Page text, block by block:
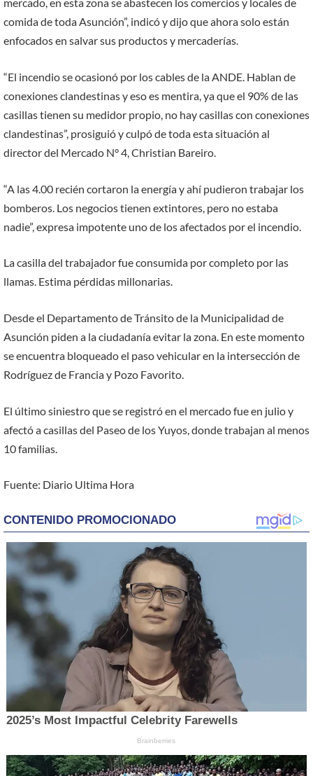
mercado, en esta zona se abastecen los comercios y locales de
comida de toda Asunción”, indicó y dijo que ahora solo están
enfocados en salvar sus productos y mercaderías.
“El incendio se ocasionó por los cables de la ANDE. Hablan de
conexiones clandestinas y eso es mentira, ya que el 90% de las
casillas tienen su medidor propio, no hay casillas con conexiones
clandestinas”, prosiguió y culpó de toda esta situación al
director del Mercado N° 4, Christian Bareiro.
“A las 4.00 recién cortaron la energía y ahí pudieron trabajar los
bomberos. Los negocios tienen extintores, pero no estaba
nadie”, expresa impotente uno de los afectados por el incendio.
La casilla del trabajador fue consumida por completo por las
llamas. Estima pérdidas millonarias.
Desde el Departamento de Tránsito de la Municipalidad de
Asunción piden a la ciudadanía evitar la zona. En este momento
se encuentra bloqueado el paso vehicular en la intersección de
Rodríguez de Francia y Pozo Favorito.
El último siniestro que se registró en el mercado fue en julio y
afectó a casillas del Paseo de los Yuyos, donde trabajan al menos
10 familias.
Fuente: Diario Ultima Hora